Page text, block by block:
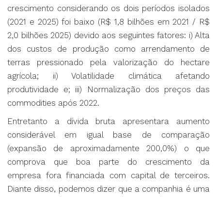
crescimento considerando os dois períodos isolados
(2021 e 2025) foi baixo (R$ 1,8 bilhões em 2021 / R$
2,0 bilhões 2025) devido aos seguintes fatores: i) Alta
dos custos de produção como arrendamento de
terras pressionado pela valorização do hectare
agrícola; ii) Volatilidade climática afetando
produtividade e; iii) Normalização dos preços das
commodities após 2022.
Entretanto a dívida bruta apresentara aumento
considerável em igual base de comparação
(expansão de aproximadamente 200,0%) o que
comprova que boa parte do crescimento da
empresa fora financiada com capital de terceiros.
Diante disso, podemos dizer que a companhia é uma